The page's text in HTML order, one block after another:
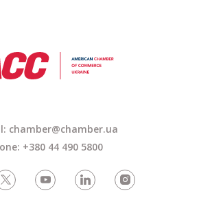
chamber@chamber.ua
+380 44 490 5800